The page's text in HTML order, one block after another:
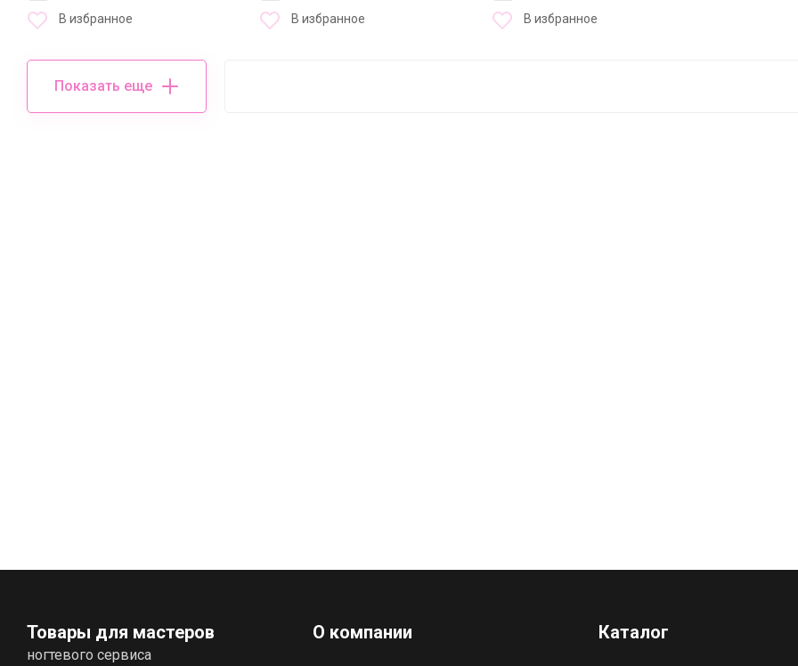
В избранное В избранное В избранное
Показать еще
Товары для мастеров
ногтевого сервиса
О компании Каталог